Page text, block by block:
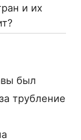
и их
был
трубление